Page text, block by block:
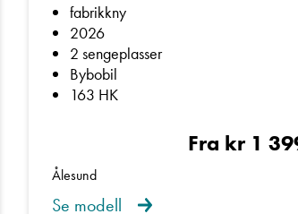
hyggelig uteplass på få sekunder.
syklene hvor du vil.
Telefon/Mobil
Spørsmål / beskjed
fabrikkny
2026
2 sengeplasser
Bybobil
163 HK
Fra kr 1
Ålesund
Se modell